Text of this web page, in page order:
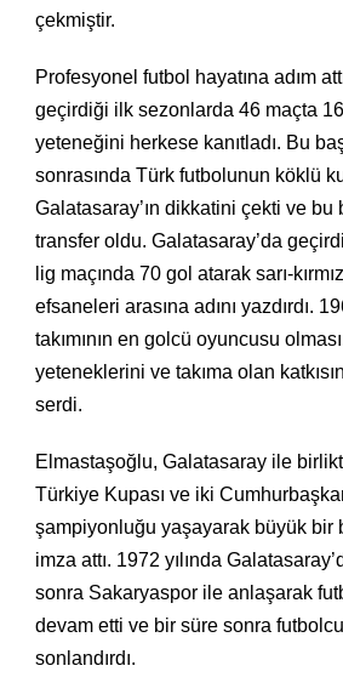
çekmiştir.
Profesyonel futbol hayatına adım
geçirdiği ilk sezonlarda 46 maçta
yeteneğini herkese kanıtladı. Bu
sonrasında Türk futbolunun köklü
Galatasaray’ın dikkatini çekti ve bu
transfer oldu. Galatasaray’da
lig maçında 70 gol atarak sarı-
efsaneleri arasına adını yazdırdı.
takımının en golcü oyuncusu
yeteneklerini ve takıma olan
serdi.
Elmastaşoğlu, Galatasaray ile
Türkiye Kupası ve iki
şampiyonluğu yaşayarak büyük bir
imza attı. 1972 yılında
sonra Sakaryaspor ile anlaşarak
devam etti ve bir süre sonra
sonlandırdı.